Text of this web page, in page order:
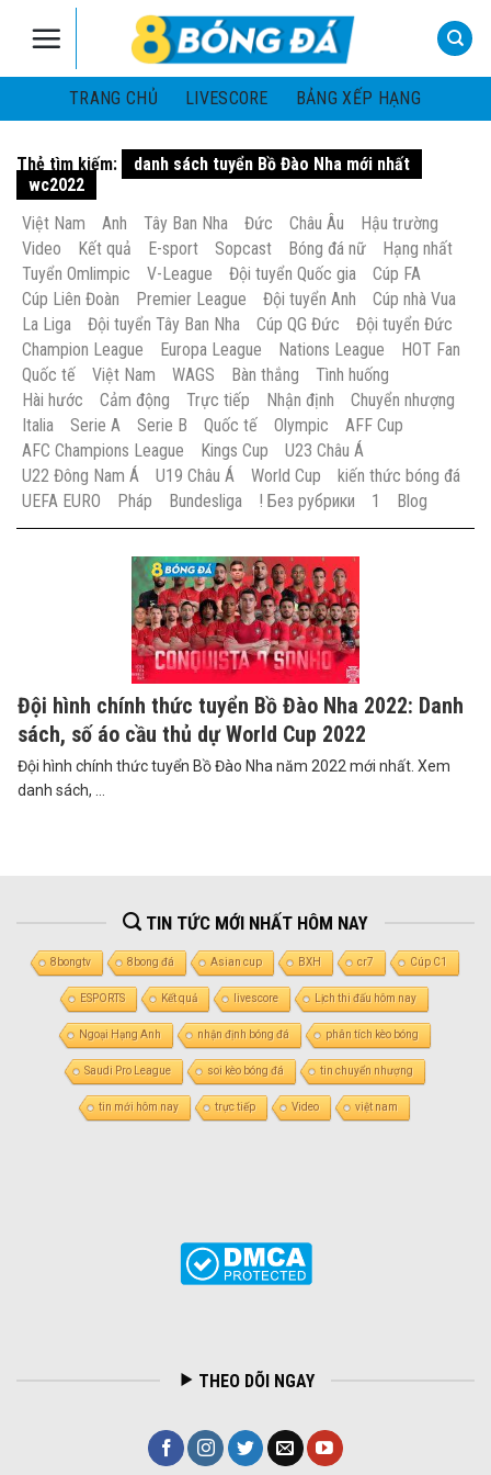
TRANG CHỦ
LIVESCORE BẢNG XẾP HẠNG
Thẻ tìm kiếm:
danh sách tuyển Bồ Đào Nha mới nhất
wc2022
Việt Nam
Anh Tây Ban Nha Đức Châu Âu
Hậu trường
Video
Kết quả E-sport Sopcast Bóng đá nữ
Hạng nhất
Tuyển Omlimpic
V-League Đội tuyển Quốc gia
Cúp FA
Cúp Liên Đoàn
Premier League Đội tuyển Anh
Cúp nhà Vua
La Liga
Đội tuyển Tây Ban Nha Cúp QG Đức
Đội tuyển Đức
Champion League
Europa League Nations League
HOT Fan
Quốc tế
Việt Nam WAGS Bàn thắng
Tình huống
Hài hước
Cảm động Trực tiếp Nhận định
Chuyển nhượng
Italia
Serie A Serie B Quốc tế Olympic
AFF Cup
AFC Champions League
Kings Cup
U23 Châu Á
U22 Đông Nam Á
U19 Châu Á World Cup
kiến thức bóng đá
UEFA EURO
Pháp Bundesliga ! Без рубрики 1 Blog
Đội hình chính thức tuyển Bồ Đào Nha 2022: Danh
sách, số áo cầu thủ dự World Cup 2022
Đội hình chính thức tuyển Bồ Đào Nha năm 2022 mới nhất. Xem
danh sách, ...
TIN TỨC MỚI NHẤT HÔM NAY
8bongtv 8bong đá Asian cup BXH cr7 Cúp C1
ESPORTS Kết quả livescore Lịch thi đấu hôm nay
Ngoại Hạng Anh nhận định bóng đá phân tích kèo bóng
Saudi Pro League soi kèo bóng đá tin chuyển nhượng
tin mới hôm nay trực tiếp Video việt nam
THEO DÕI NGAY